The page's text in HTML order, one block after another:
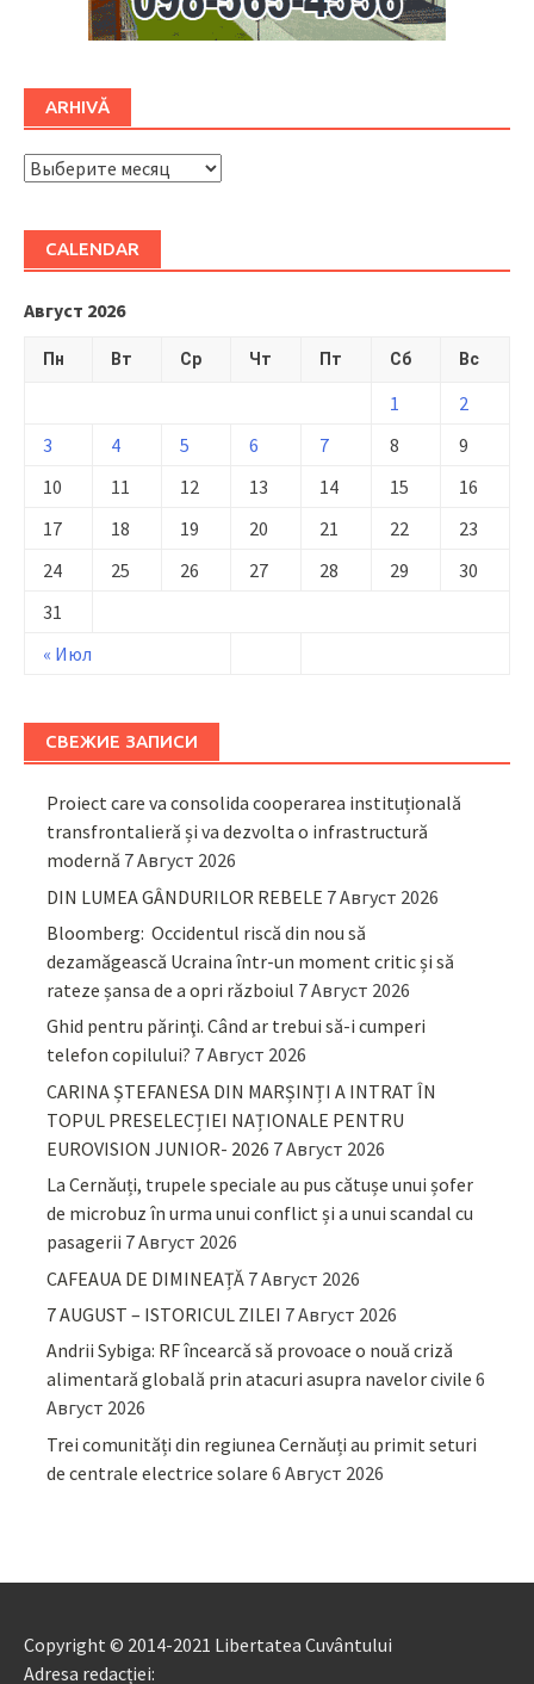
ARHIVĂ
ARHIVĂ
CALENDAR
Август 2026
Пн Вт Ср Чт Пт Сб Вс
« Июл
1
2
3
4 5 6 7 8
9
10
11 12 13 14 15
16
17
18 19 20 21 22
23
24
25 26 27 28 29
30
31
СВЕЖИЕ ЗАПИСИ
Proiect care va consolida cooperarea instituțională
transfrontalieră și va dezvolta o infrastructură
modernă 7 Август 2026
DIN LUMEA GÂNDURILOR REBELE 7 Август 2026
Bloomberg: Occidentul riscă din nou să
dezamăgească Ucraina într-un moment critic și să
rateze șansa de a opri războiul 7 Август 2026
Ghid pentru părinţi. Când ar trebui să-i cumperi
telefon copilului? 7 Август 2026
CARINA ȘTEFANESA DIN MARȘINȚI A INTRAT ÎN
TOPUL PRESELECȚIEI NAȚIONALE PENTRU
EUROVISION JUNIOR- 2026 7 Август 2026
La Cernăuți, trupele speciale au pus cătușe unui șofer
de microbuz în urma unui conflict și a unui scandal cu
pasagerii 7 Август 2026
CAFEAUA DE DIMINEAȚĂ 7 Август 2026
7 AUGUST – ISTORICUL ZILEI 7 Август 2026
Andrii Sybiga: RF încearcă să provoace o nouă criză
alimentară globală prin atacuri asupra navelor civile 6
Август 2026
Trei comunități din regiunea Cernăuți au primit seturi
de centrale electrice solare 6 Август 2026
Copyright © 2014-2021 Libertatea Cuvântului
Adresa redacției: